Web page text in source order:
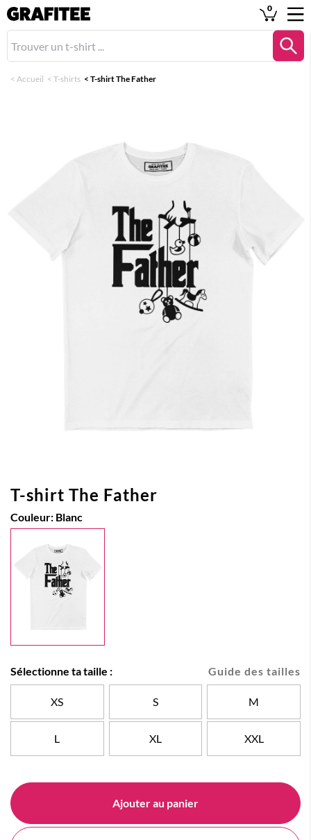
0
< Accueil < T-shirts < T-shirt The Father
T-shirt The Father
Couleur: Blanc
Guide des tailles
Sélectionne ta taille :
XS S M
L XL XXL
Ajouter au panier